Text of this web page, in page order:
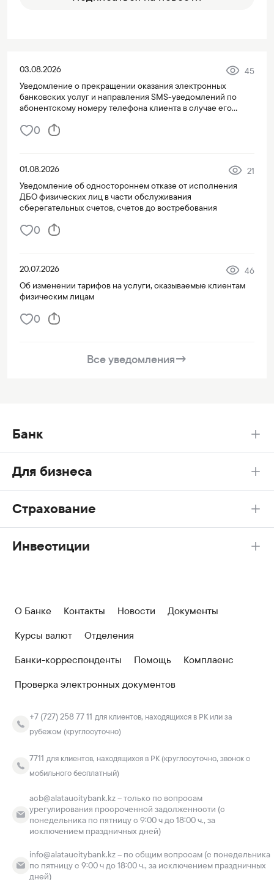
03.08.2026
45
Уведомление о прекращении оказания электронных
банковских услуг и направления SMS-уведомлений по
абонентскому номеру телефона клиента в случае его
0
01.08.2026
21
Уведомление об одностороннем отказе от исполнения
ДБО физических лиц в части обслуживания
сберегательных счетов, счетов до востребования
0
20.07.2026
46
Об изменении тарифов на услуги, оказываемые клиентам
физическим лицам
0
Все уведомления→
Банк
Для бизнеса
Страхование
Инвестиции
О Банке Контакты Новости
Документы
Курсы валют
Отделения
Банки-корреспонденты
Помощь
Комплаенс
Проверка электронных документов
+7 (727) 258 77 11 для клиентов, находящихся в РК или за
рубежом (круглосуточно)
7711 для клиентов, находящихся в РК (круглосуточно, звонок с
мобильного бесплатный)
acb@alataucitybank.kz – только по вопросам
урегулирования просроченной задолженности (с
понедельника по пятницу с 9:00 ч до 18:00 ч., за
исключением праздничных дней)
info@alataucitybank.kz – по общим вопросам (с понедельника
по пятницу с 9:00 ч до 18:00 ч., за исключением праздничных
дней)